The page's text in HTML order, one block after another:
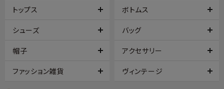
トップス ボトムス
シューズ バッグ
帽子 アクセサリー
ファッション雑貨 ヴィンテージ